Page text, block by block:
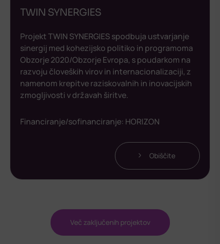
TWIN SYNERGIES
Projekt TWIN SYNERGIES spodbuja ustvarjanje
sinergij med kohezijsko politiko in programoma
Obzorje 2020/Obzorje Evropa, s poudarkom na
razvoju človeških virov in internacionalizaciji, z
namenom krepitve raziskovalnih in inovacijskih
zmogljivosti v državah širitve.
Financiranje/sofinanciranje: HORIZON
Obiščite
Več zaključenih projektov